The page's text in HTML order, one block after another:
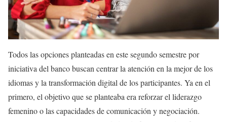
Todos las opciones planteadas en este segundo semestre por
iniciativa del banco buscan centrar la atención en la mejor de los
idiomas y la transformación digital de los participantes. Ya en el
primero, el objetivo que se planteaba era reforzar el liderazgo
femenino o las capacidades de comunicación y negociación.